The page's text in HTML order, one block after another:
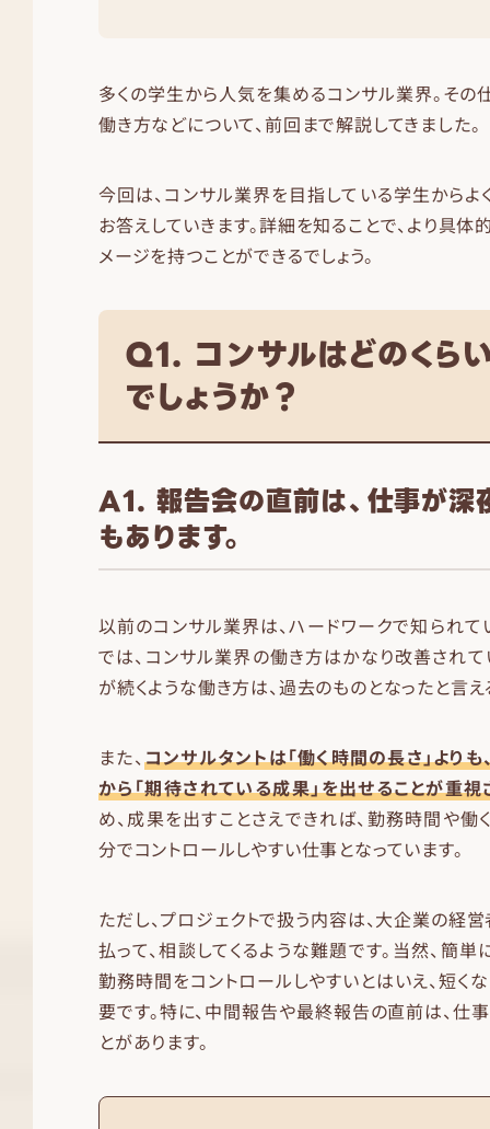
多くの学生から人気を集めるコンサル業界。その
働き方などについて、前回まで解説してきました。
今回は、コンサル業界を目指している学生から
お答えしていきます。詳細を知ることで、より具
メージを持つことができるでしょう。
Q1. コンサルはどのくら
でしょうか？
A1. 報告会の直前は、仕事が深
もあります。
以前のコンサル業界は、ハードワークで知られて
では、コンサル業界の働き方はかなり改善されて
が続くような働き方は、過去のものとなったと言え
また、コンサルタントは「働く時間の長さ」よりも
から「期待されている成果」を出せることが重視
め、成果を出すことさえできれば、勤務時間や働
分でコントロールしやすい仕事となっています。
ただし、プロジェクトで扱う内容は、大企業の経
払って、相談してくるような難題です。当然、簡
勤務時間をコントロールしやすいとはいえ、短く
要です。特に、中間報告や最終報告の直前は、仕
とがあります。